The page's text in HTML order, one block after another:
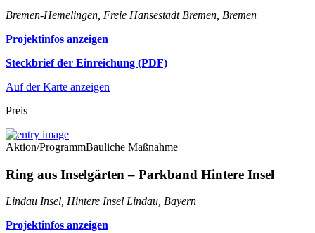
Bremen-Hemelingen, Freie Hansestadt Bremen, Bremen
Projektinfos anzeigen
Steckbrief der Einreichung (PDF)
Auf der Karte anzeigen
Preis
Aktion/ProgrammBauliche Maßnahme
Ring aus Inselgärten – Parkband Hintere Insel
Lindau Insel, Hintere Insel Lindau, Bayern
Projektinfos anzeigen